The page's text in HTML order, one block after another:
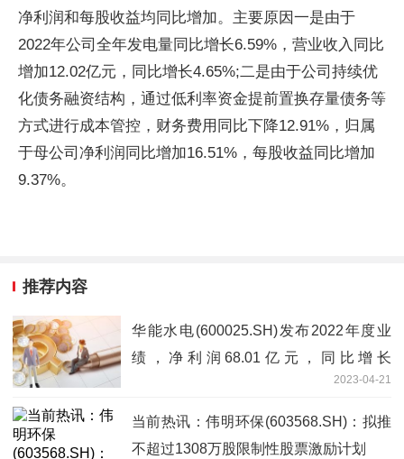
净利润和每股收益均同比增加。主要原因一是由于
2022年公司全年发电量同比增长6.59%，营业收入同比
增加12.02亿元，同比增长4.65%;二是由于公司持续优
化债务融资结构，通过低利率资金提前置换存量债务等
方式进行成本管控，财务费用同比下降12.91%，归属
于母公司净利润同比增加16.51%，每股收益同比增加
9.37%。
推荐内容
华能水电(600025.SH)发布2022年度业
绩，净利润68.01亿元，同比增长
16.51%，拟10派1.75元|当前快报2023-04-21
当前热讯：伟明环保(603568.SH)：拟推
不超过1308万股限制性股票激励计划